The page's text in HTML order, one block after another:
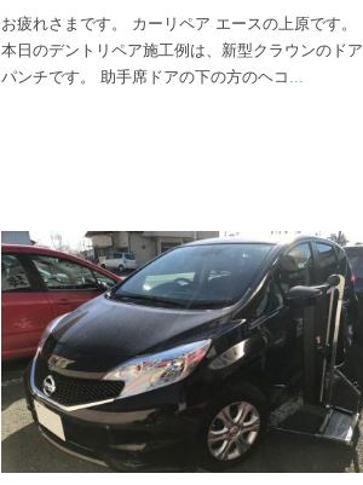
お疲れさまです。 カーリペア エースの上原です。
本日のデントリペア施工例は、新型クラウンのドア
パンチです。 助手席ドアの下の方のヘコ ...